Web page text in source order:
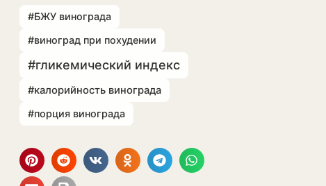
#БЖУ винограда
#виноград при похудении
#гликемический индекс
#калорийность винограда
#порция винограда